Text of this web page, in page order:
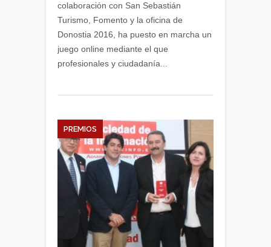
en
Anfitriones
de
Donostia
colaboración con San Sebastián
Turismo, Fomento y la oficina de
Donostia 2016, ha puesto en marcha un
juego online mediante el que
profesionales y ciudadanía...
PREMIOS